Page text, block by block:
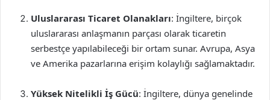
Uluslararası Ticaret Olanakları: İngiltere, birçok
uluslararası anlaşmanın parçası olarak ticaretin
serbestçe yapılabileceği bir ortam sunar. Avrupa, Asya
ve Amerika pazarlarına erişim kolaylığı sağlamaktadır.
Yüksek Nitelikli İş Gücü: İngiltere, dünya genelinde